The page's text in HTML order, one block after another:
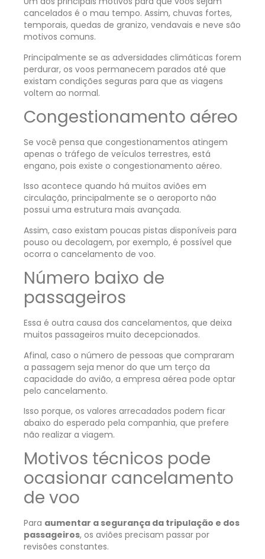
cancelados é o mau tempo. Assim, chuvas fortes,
temporais, quedas de granizo, vendavais e neve são
motivos comuns.
Principalmente se as adversidades climáticas forem
perdurar, os voos permanecem parados até que
existam condições seguras para que as viagens
voltem ao normal.
Congestionamento aéreo
Se você pensa que congestionamentos atingem
apenas o tráfego de veículos terrestres, está
engano, pois existe o congestionamento aéreo.
Isso acontece quando há muitos aviões em
circulação, principalmente se o aeroporto não
possui uma estrutura mais avançada.
Assim, caso existam poucas pistas disponíveis para
pouso ou decolagem, por exemplo, é possível que
ocorra o cancelamento de voo.
Número baixo de
passageiros
Essa é outra causa dos cancelamentos, que deixa
muitos passageiros muito decepcionados.
Afinal, caso o número de pessoas que compraram
a passagem seja menor do que um terço da
capacidade do avião, a empresa aérea pode optar
pelo cancelamento.
Isso porque, os valores arrecadados podem ficar
abaixo do esperado pela companhia, que prefere
não realizar a viagem.
Motivos técnicos pode
ocasionar cancelamento
de voo
Para aumentar a segurança da tripulação e dos
passageiros, os aviões precisam passar por
revisões constantes.